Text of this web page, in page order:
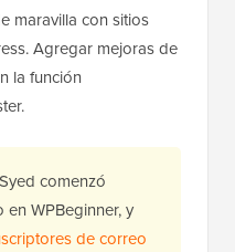
maravilla con sitios
Agregar mejoras de
la función
comenzó
en WPBeginner, y
de correo